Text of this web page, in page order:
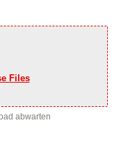
Files
abwarten